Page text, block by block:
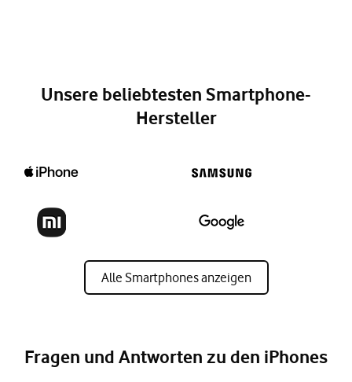
Unsere beliebtesten Smartphone-
Hersteller
Alle Smartphones anzeigen
Fragen und Antworten zu den iPhones